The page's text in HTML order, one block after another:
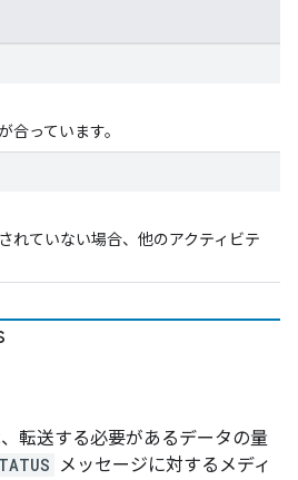
合っています。
れていない場合、他のアクティビテ
転送する必要があるデータの量
メッセージに対するメディ